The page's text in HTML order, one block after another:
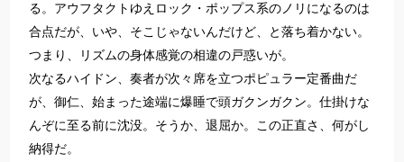
る。アウフタクトゆえロック・ポップス系のノリになるのは
合点だが、いや、そこじゃないんだけど、と落ち着かない。
つまり、リズムの身体感覚の相違の戸惑いが。
次なるハイドン、奏者が次々席を立つポピュラー定番曲だ
が、御仁、始まった途端に爆睡で頭ガクンガクン。仕掛けな
んぞに至る前に沈没。そうか、退屈か。この正直さ、何がし
納得だ。